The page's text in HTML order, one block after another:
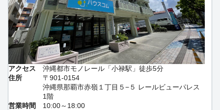
アクセス
沖縄都市モノレール「小禄駅」徒歩5分
住所
〒901-0154
沖縄県那覇市赤嶺１丁目５−５ レールビューパレス
1階
営業時間
10:00～18:00